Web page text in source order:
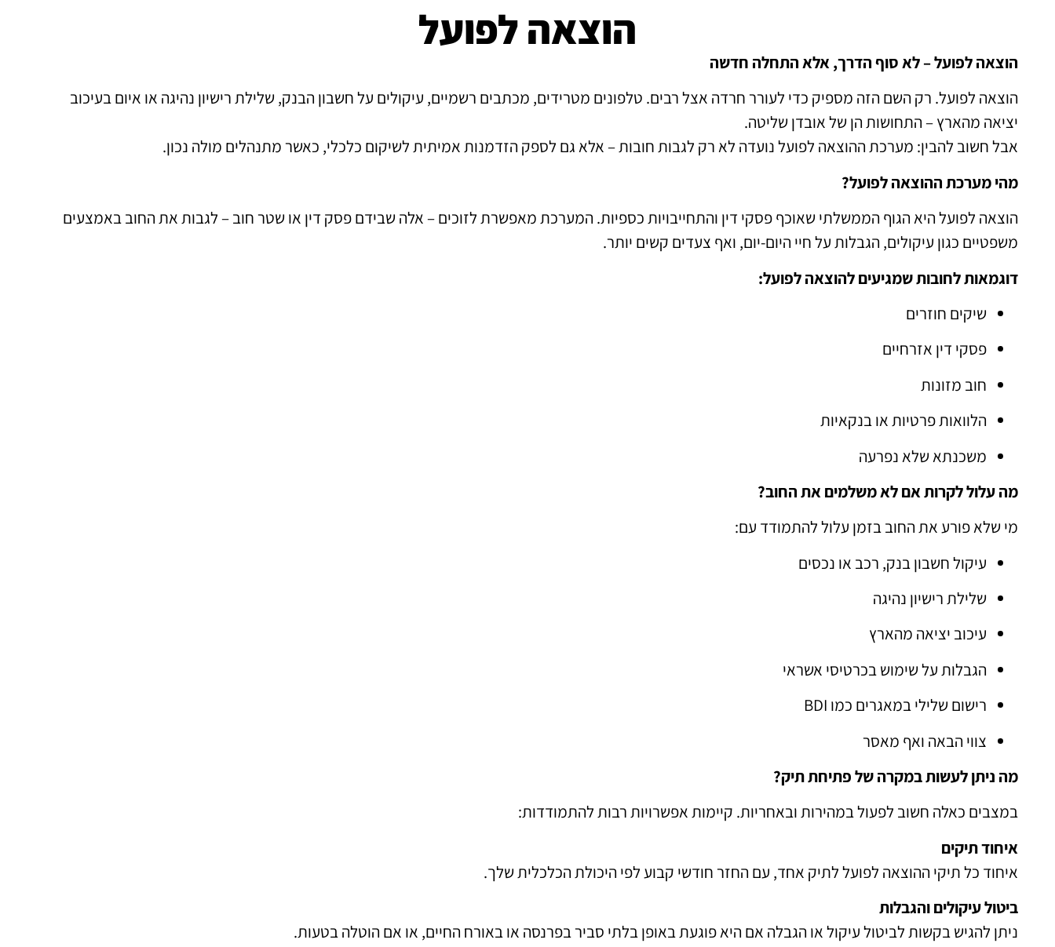
הוצאה לפועל
הוצאה לפועל – לא סוף הדרך, אלא התחלה חדשה
הוצאה לפועל. רק השם הזה מספיק כדי לעורר חרדה אצל רבים. טלפונים מטרידים, מכתבים רשמיים, עיקולים על חשבון הבנק, שלילת רישיון נהיגה או איום בעיכוב
יציאה מהארץ – התחושות הן של אובדן שליטה.
אבל חשוב להבין: מערכת ההוצאה לפועל נועדה לא רק לגבות חובות – אלא גם לספק הזדמנות אמיתית לשיקום כלכלי, כאשר מתנהלים מולה נכון.
מהי מערכת ההוצאה לפועל?
הוצאה לפועל היא הגוף הממשלתי שאוכף פסקי דין והתחייבויות כספיות. המערכת מאפשרת לזוכים – אלה שבידם פסק דין או שטר חוב – לגבות את החוב באמצעים
משפטיים כגון עיקולים, הגבלות על חיי היום-יום, ואף צעדים קשים יותר.
דוגמאות לחובות שמגיעים להוצאה לפועל:
שיקים חוזרים
פסקי דין אזרחיים
חוב מזונות
הלוואות פרטיות או בנקאיות
משכנתא שלא נפרעה
מה עלול לקרות אם לא משלמים את החוב?
מי שלא פורע את החוב בזמן עלול להתמודד עם:
עיקול חשבון בנק, רכב או נכסים
שלילת רישיון נהיגה
עיכוב יציאה מהארץ
הגבלות על שימוש בכרטיסי אשראי
רישום שלילי במאגרים כמו BDI
צווי הבאה ואף מאסר
מה ניתן לעשות במקרה של פתיחת תיק?
במצבים כאלה חשוב לפעול במהירות ובאחריות. קיימות אפשרויות רבות להתמודדות:
איחוד תיקים
איחוד כל תיקי ההוצאה לפועל לתיק אחד, עם החזר חודשי קבוע לפי היכולת הכלכלית שלך.
ביטול עיקולים והגבלות
ניתן להגיש בקשות לביטול עיקול או הגבלה אם היא פוגעת באופן בלתי סביר בפרנסה או באורח החיים, או אם הוטלה בטעות.